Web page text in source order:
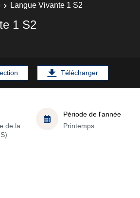
Langue Vivante 1 S2
1 S2
Télécharger
de la
Période de l'année
Printemps